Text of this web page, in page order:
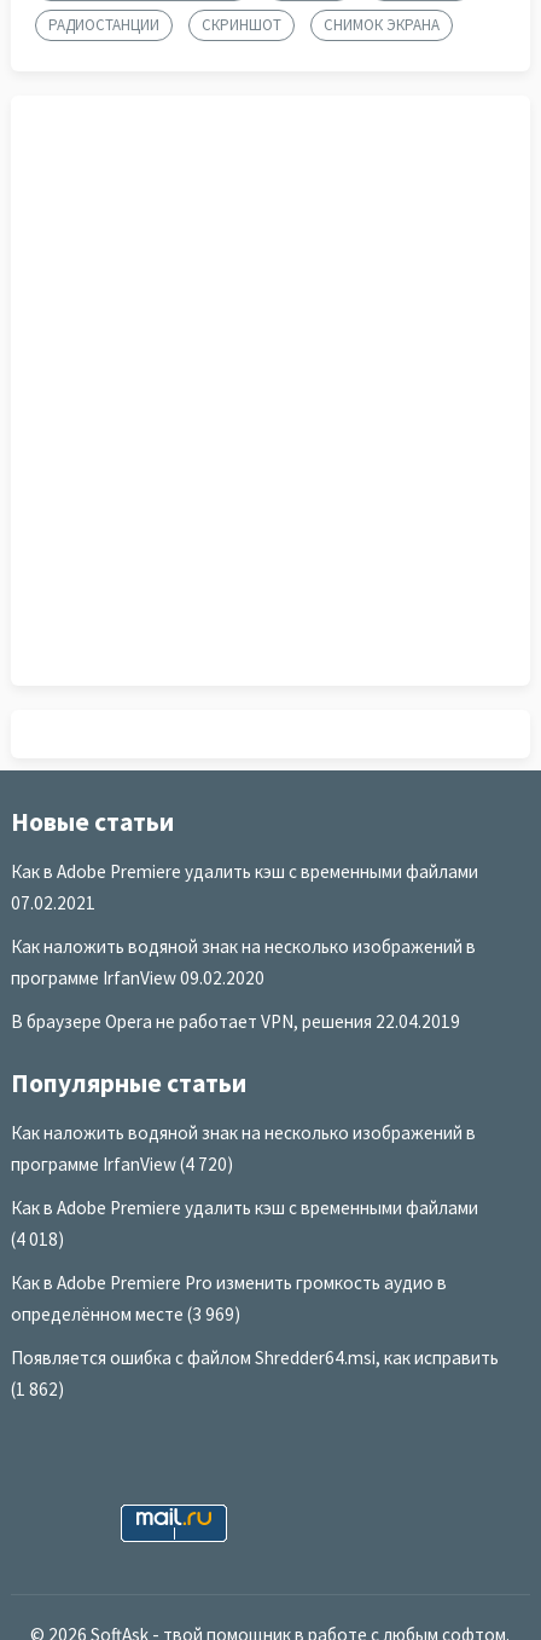
РАДИОСТАНЦИИ
СКРИНШОТ СНИМОК ЭКРАНА
Новые статьи
Как в Adobe Premiere удалить кэш с временными файлами
07.02.2021
Как наложить водяной знак на несколько изображений в
программе IrfanView09.02.2020
В браузере Opera не работает VPN, решения 22.04.2019
Популярные статьи
Как наложить водяной знак на несколько изображений в
программе IrfanView(4 720)
Как в Adobe Premiere удалить кэш с временными файлами
(4 018)
Как в Adobe Premiere Pro изменить громкость аудио в
определённом месте (3 969)
Появляется ошибка с файлом Shredder64.msi, как исправить
(1 862)
© 2026SoftAsk - твой помощник в работе с любым софтом.